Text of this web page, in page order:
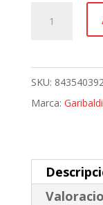
SKU:
Marca: Garibaldi